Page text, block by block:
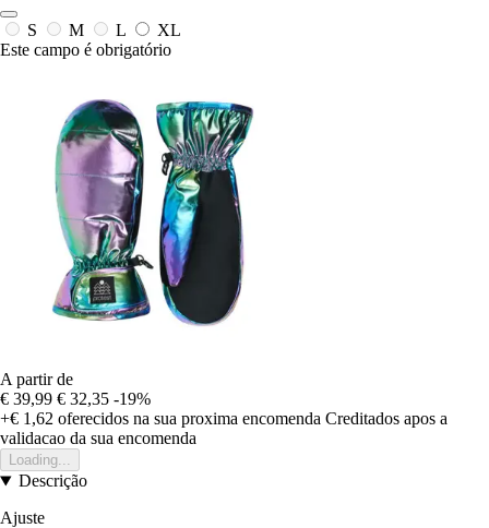
S M L
XL
Este campo é obrigatório
A partir de
€ 39,99 € 32,35 -19%
+€ 1,62 oferecidos na sua proxima encomenda Creditados apos a
validacao da sua encomenda
Loading...
Descrição
Ajuste